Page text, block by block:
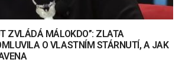
ZVLÁDÁ MÁLOKDO”: ZLATA
O VLASTNÍM STÁRNUTÍ, A JAK